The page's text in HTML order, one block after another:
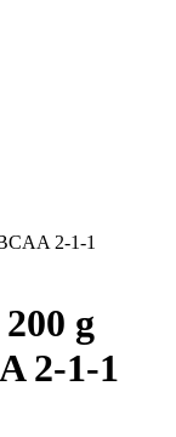
2-1-1
g
2-1-1